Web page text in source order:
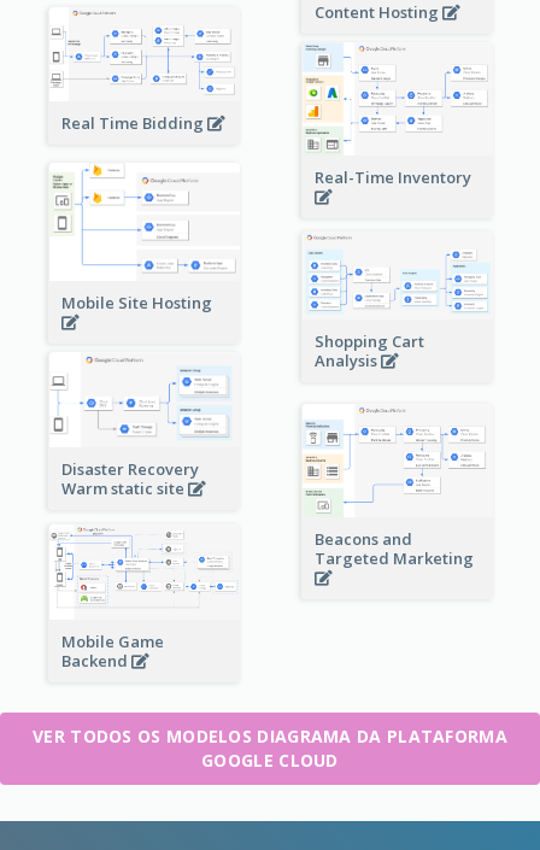
Content Hosting
Real Time Bidding
Real-Time Inventory
Mobile Site Hosting
Shopping Cart
Analysis
Disaster Recovery
Warm static site
Beacons and
Targeted Marketing
Mobile Game
Backend
VER TODOS OS MODELOS DIAGRAMA DA PLATAFORMA
GOOGLE CLOUD